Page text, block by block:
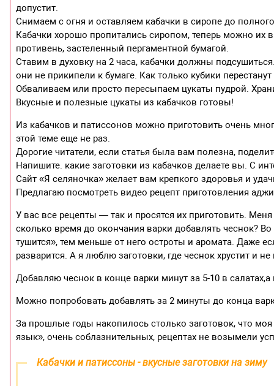
допустит.
Снимаем с огня и оставляем кабачки в сиропе до
Кабачки хорошо пропитались сиропом, теперь можно их
противень, застеленный пергаментной бумагой.
Ставим в духовку на 2 часа, кабачки должны
они не прикипели к бумаге. Как только кубики
Обваливаем или просто пересыпаем цукаты пудрой.
Вкусные и полезные цукаты из кабачков готовы!
Из кабачков и патиссонов можно приготовить очень
этой теме еще не раз.
Дорогие читатели, если статья была вам полезна,
Напишите. какие заготовки из кабачков делаете вы. С
Сайт «Я селяночка» желает вам крепкого здоровья и
Предлагаю посмотреть видео рецепт приготовления
У вас все рецепты — так и просятся их приготовить.
сколько время до окончания варки добавлять чеснок?
тушится», тем меньше от него остроты и аромата. Даже
разварится. А я люблю заготовки, где чеснок хрустит и
Добавляю чеснок в конце варки минут за 5-10 в
Можно попробовать добавлять за 2 минуты до конца
За прошлые годы накопилось столько заготовок, что
язык», очень соблазнительных, рецептах не возымели
Кабачки и патиссоны - вкусные заготовки на зиму